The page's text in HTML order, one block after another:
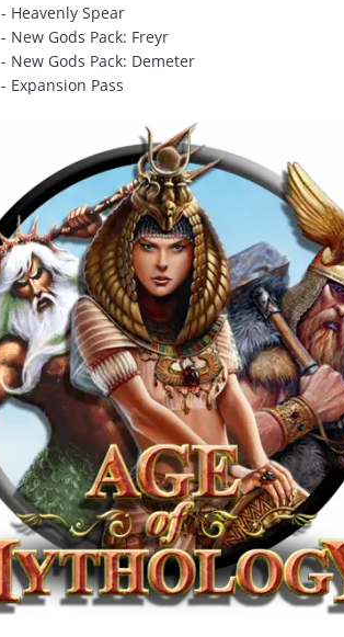
Heavenly Spear
New Gods Pack: Freyr
New Gods Pack: Demeter
Expansion Pass